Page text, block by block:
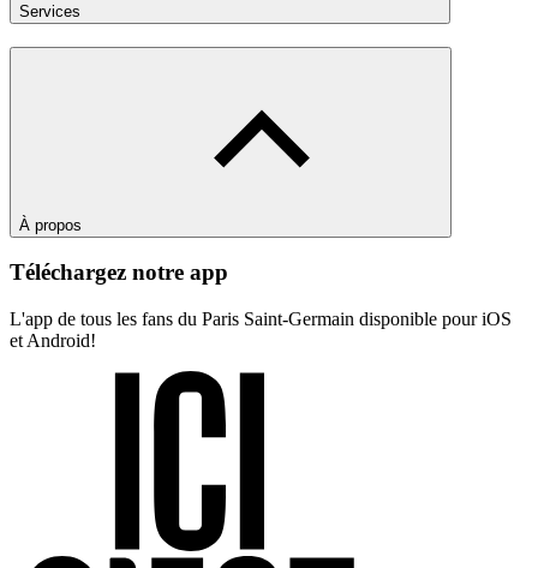
Services
À propos
Téléchargez notre app
L'app de tous les fans du Paris Saint-Germain disponible pour iOS
et Android!